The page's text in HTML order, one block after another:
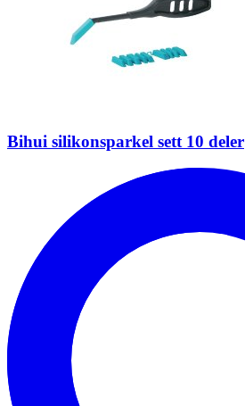
Bihui silikonsparkel sett 10 deler